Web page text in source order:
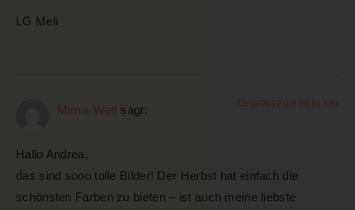
LG Meli
Mimis Welt sagt: 23/10/2012 um 20:51 Uhr
Hallo Andrea,
das sind sooo tolle Bilder! Der Herbst hat einfach die
schönsten Farben zu bieten – ist auch meine liebste